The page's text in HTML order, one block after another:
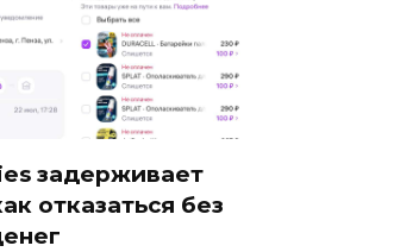
задерживает
отказаться без